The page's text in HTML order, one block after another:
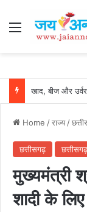
Menu
Home /राज्य/
छत्तीसगढ़
मुख्यमंत्री
शादी के